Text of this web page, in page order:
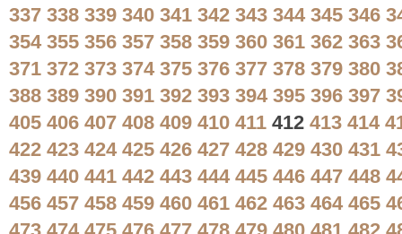
337 338 339 340 341 342 343 344 345 346
354 355 356 357 358 359 360 361 362 363
371 372 373 374 375 376 377 378 379 380
388 389 390 391 392 393 394 395 396 397
405 406 407 408 409 410 411 412 413 414
422 423 424 425 426 427 428 429 430 431
439 440 441 442 443 444 445 446 447 448
456 457 458 459 460 461 462 463 464 465